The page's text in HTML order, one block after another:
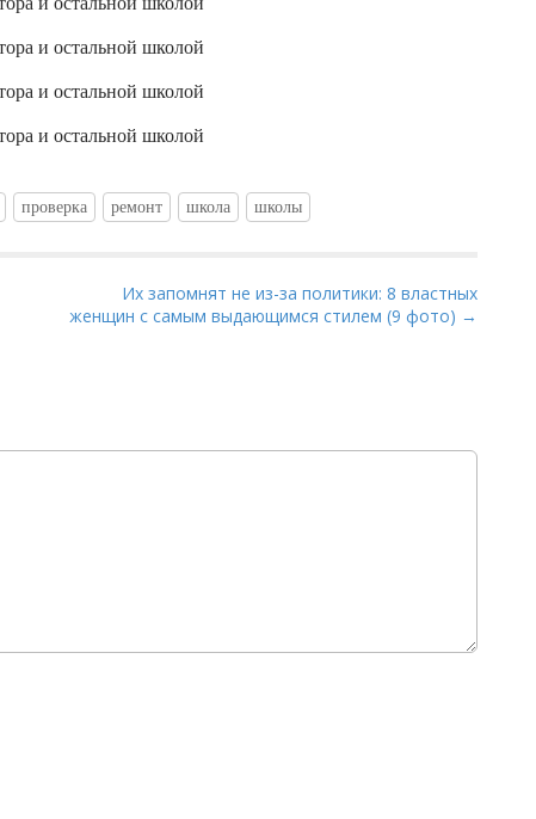
проверка ремонт школа школы
Их запомнят не из-за политики: 8 властных
женщин с самым выдающимся стилем (9 фото) →